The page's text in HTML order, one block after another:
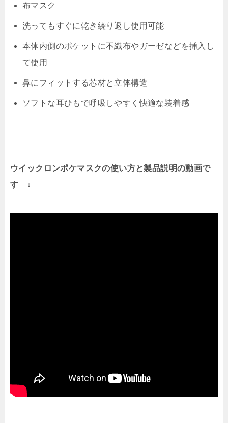
布マスク
洗ってもすぐに乾き繰り返し使用可能
本体内側のポケットに不織布やガーゼなどを挿入し
て使用
鼻にフィットする芯材と立体構造
ソフトな耳ひもで呼吸しやすく快適な装着感
ウイックロンポケマスクの使い方と製品説明の動画で
す ↓